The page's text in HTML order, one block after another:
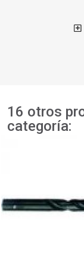
16 otros
categoría: